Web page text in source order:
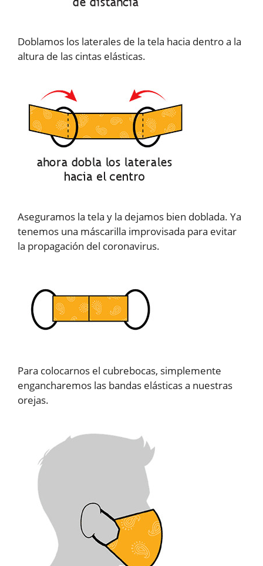
Doblamos los laterales de la tela hacia dentro a la
altura de las cintas elásticas.
Aseguramos la tela y la dejamos bien doblada. Ya
tenemos una máscarilla improvisada para evitar
la propagación del coronavirus.
Para colocarnos el cubrebocas, simplemente
engancharemos las bandas elásticas a nuestras
orejas.